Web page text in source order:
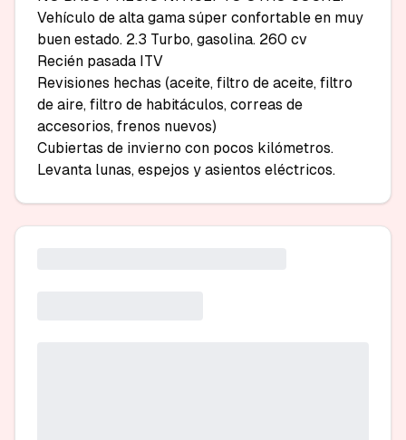
Vehículo de alta gama súper confortable en muy
buen estado. 2.3 Turbo, gasolina. 260 cv
Recién pasada ITV
Revisiones hechas (aceite, filtro de aceite, filtro
de aire, filtro de habitáculos, correas de
accesorios, frenos nuevos)
Cubiertas de invierno con pocos kilómetros.
Levanta lunas, espejos y asientos eléctricos.